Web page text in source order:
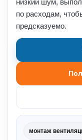
низкий шум,
по расходам,
предсказуемо.
монтаж